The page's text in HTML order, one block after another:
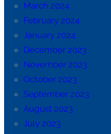
March 2024
February 2024
January 2024
December 2023
November 2023
October 2023
September 2023
August 2023
July 2023